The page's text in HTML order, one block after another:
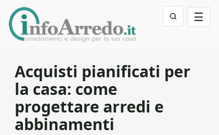
☰
Acquisti pianificati per
la casa: come
progettare arredi e
abbinamenti